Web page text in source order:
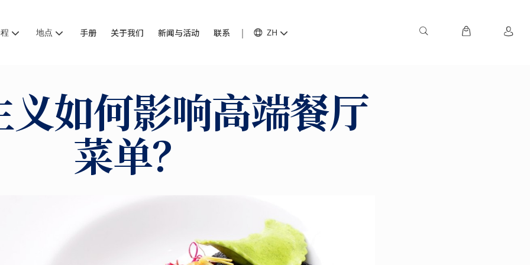
地点 手册 关于我们 新闻与活动 联系 ZH
义如何影响高端餐厅
菜单？